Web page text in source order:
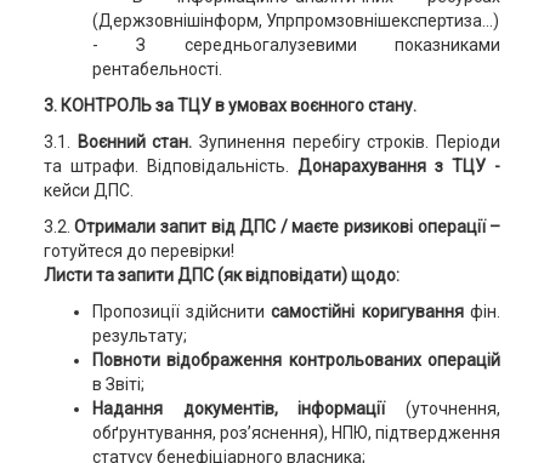
(Держзовнішінформ, Упрпромзовнішекспертиза…)
- З середньогалузевими показниками
рентабельності.
3. КОНТРОЛЬ за ТЦУ в умовах воєнного стану.
3.1. Воєнний стан. Зупинення перебігу строків. Періоди
та штрафи. Відповідальність. Донарахування з ТЦУ -
кейси ДПС.
3.2.Отримали запит від ДПС / маєте ризикові операції –
готуйтеся до перевірки!
Листи та запити ДПС (як відповідати)щодо:
Пропозиції здійснитисамостійні коригуванняфін.
результату;
Повноти відображення контрольованих операцій
в Звіті;
Надання документів, інформації(уточнення,
обґрунтування, роз’яснення), НПЮ, підтвердження
статусу бенефіціарного власника;